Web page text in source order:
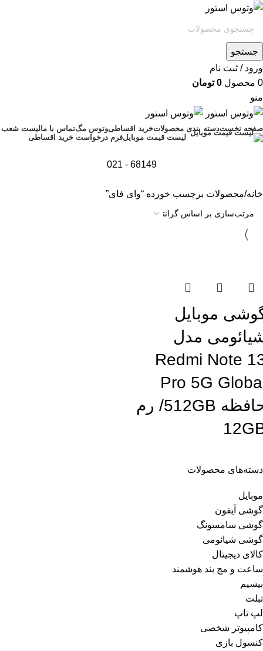
جستجو
ورود / ثبت نام
0 محصول 0 تومان
منو
صفحه نخستدسته بندی محصولاتخرید اقساطیوتوس مگتماس با مالیست شعب
لیست قیمت موبایلفرم درخواست خرید اقساطی
68149 - 021
دسته‌های محصولات
موبایل
گوشی آیفون
گوشی سامسونگ
گوشی شیائومی
کالای دیجیتال
ساعت و مچ بند هوشمند
بیسیم
تبلت
لپ تاپ
کامپیوتر شخصی
کنسول بازی
خانه محصولات برچسب خورده “وای فای”
موبایل
مدل
Redmi Note
Pro 5G
حافظه 512GB/ رم